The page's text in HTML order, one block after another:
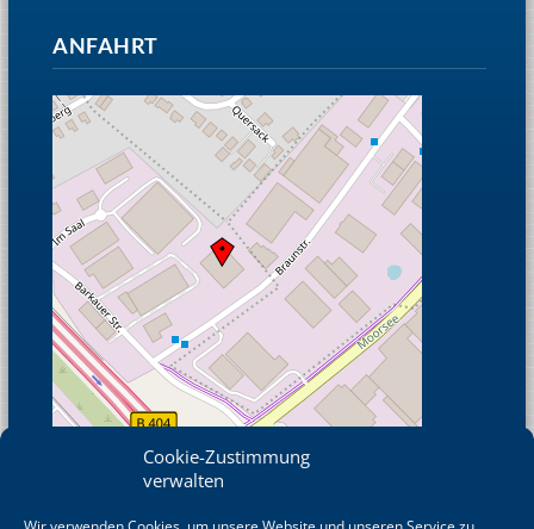
Cookie-Zustimmung
verwalten
ANFAHRT